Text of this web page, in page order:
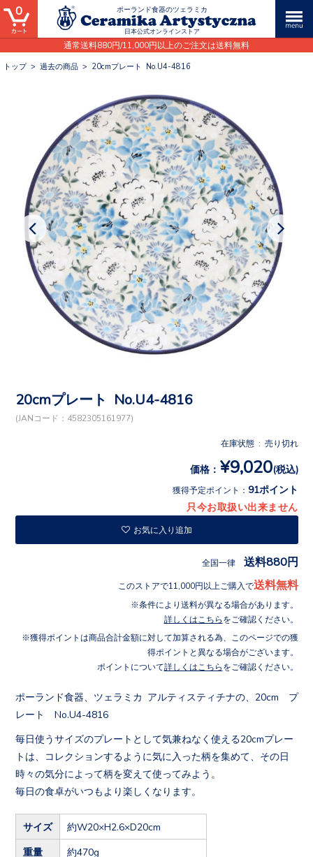
ポーランド食器のツェラミカ
日本公式オンラインストア
通常送料880円/11,000円以上のご注文は送料無料
0
トップ> 過去の商品 > 20cmプレート No.U4-4816
20cmプレート No.U4-4816
(JANコード：4582305161977)
在庫状態 : 売り切れ
価格： ¥9,020(税込)
獲得予定ポイント： 91ポイント
只今お取扱い出来ません
お気に入り追加
全国一律 送料880円
このストアで11,000円以上ご購入で送料無料
条件により送料が異なる場合があります。
詳しくはこちら をご確認ください。
獲得ポイントは商品合計金額に対して加算される為、このページでの獲
得ポイントと異なる場合がございます。
ポイントについて詳しくはこちら をご確認ください。
ポーランド食器、ツェラミカ アルティスティチナの、20cm プ
レート No.U4-4816
毎日使うサイズのプレートとして気兼ねなく使える20cmプレー
トは、コレクションするように気に入った柄を集めて、その日
時々の気分によって柄を変えて使ってみよう。
毎日の食卓がいつもより楽しくなります。
サイズ 約W20×H2.6×D20cm
重量 約470g